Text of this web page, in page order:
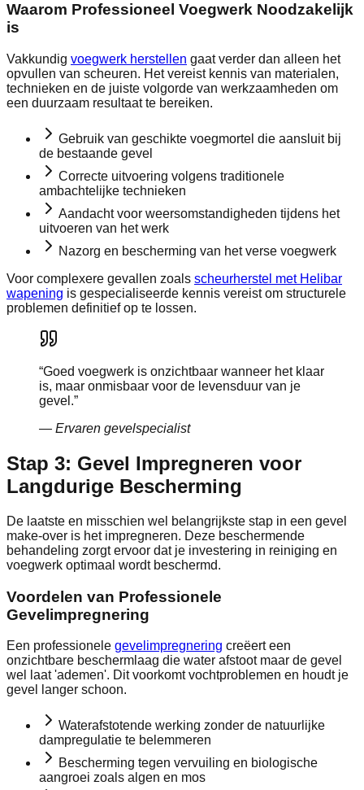
Waarom Professioneel Voegwerk Noodzakelijk
is
Vakkundig voegwerk herstellen gaat verder dan alleen het
opvullen van scheuren. Het vereist kennis van materialen,
technieken en de juiste volgorde van werkzaamheden om
een duurzaam resultaat te bereiken.
Gebruik van geschikte voegmortel die aansluit bij
de bestaande gevel
Correcte uitvoering volgens traditionele
ambachtelijke technieken
Aandacht voor weersomstandigheden tijdens het
uitvoeren van het werk
Nazorg en bescherming van het verse voegwerk
Voor complexere gevallen zoals scheurherstel met Helibar
wapening is gespecialiseerde kennis vereist om structurele
problemen definitief op te lossen.
“Goed voegwerk is onzichtbaar wanneer het klaar
is, maar onmisbaar voor de levensduur van je
gevel.”
— Ervaren gevelspecialist
Stap 3: Gevel Impregneren voor
Langdurige Bescherming
De laatste en misschien wel belangrijkste stap in een gevel
make-over is het impregneren. Deze beschermende
behandeling zorgt ervoor dat je investering in reiniging en
voegwerk optimaal wordt beschermd.
Voordelen van Professionele
Gevelimpregnering
Een professionele gevelimpregnering creëert een
onzichtbare beschermlaag die water afstoot maar de gevel
wel laat 'ademen'. Dit voorkomt vochtproblemen en houdt je
gevel langer schoon.
Waterafstotende werking zonder de natuurlijke
dampregulatie te belemmeren
Bescherming tegen vervuiling en biologische
aangroei zoals algen en mos